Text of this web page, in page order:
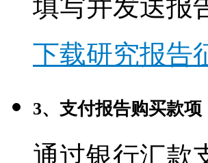
填写并发送报
下载研究报告
3、支付报告购买款项
通过银行汇款